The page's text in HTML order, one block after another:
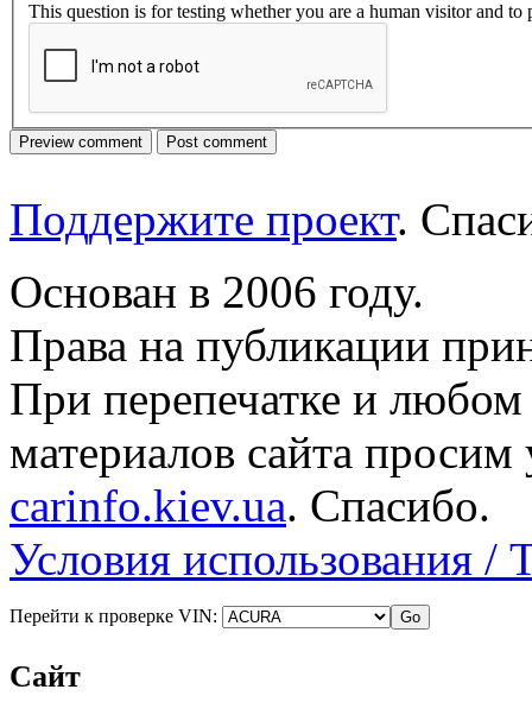
This question is for testing whether you are a human visitor and to
Поддержите проект.
Основан в 2006 году.
Права на публикации
При перепечатке и
материалов сайта просим
carinfo.kiev.ua. Спасибо.
Условия использования /
Перейти к проверке VIN:
Сайт